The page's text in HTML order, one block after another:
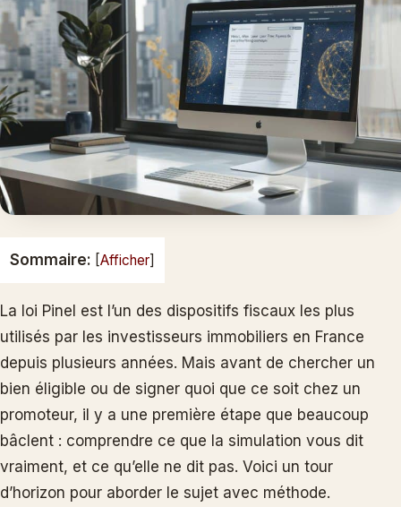
Sommaire: [Afficher]
La loi Pinel est l’un des dispositifs fiscaux les plus
utilisés par les investisseurs immobiliers en France
depuis plusieurs années. Mais avant de chercher un
bien éligible ou de signer quoi que ce soit chez un
promoteur, il y a une première étape que beaucoup
bâclent : comprendre ce que la simulation vous dit
vraiment, et ce qu’elle ne dit pas. Voici un tour
d’horizon pour aborder le sujet avec méthode.